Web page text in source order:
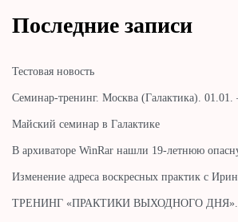
Последние записи
Тестовая новость
Cеминар-тренинг. Москва (Галактика).
Майский семинар в Галактике
В архиваторе WinRar нашли 19-летнюю
Изменение адреса воскресных практик с
ТРЕНИНГ «ПРАКТИКИ ВЫХОДНОГО